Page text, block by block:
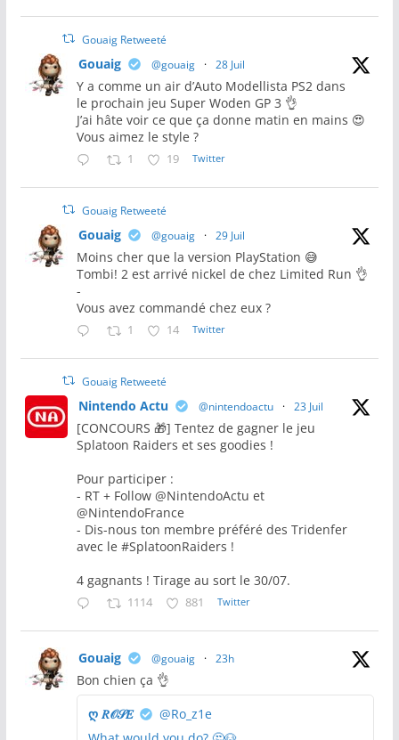
Gouaig Retweeté
Gouaig @gouaig · 28 Juil
Y a comme un air d’Auto Modellista PS2 dans
le prochain jeu Super Woden GP 3 👌
J’ai hâte voir ce que ça donne matin en mains 😍
Vous aimez le style ?
1 19 Twitter
Gouaig Retweeté
Gouaig @gouaig · 29 Juil
Moins cher que la version PlayStation 😅
Tombi! 2 est arrivé nickel de chez Limited Run 👌
-
Vous avez commandé chez eux ?
1 14 Twitter
Gouaig Retweeté
Nintendo Actu @nintendoactu · 23 Juil
[CONCOURS 🎁] Tentez de gagner le jeu
Splatoon Raiders et ses goodies !
Pour participer :
- RT + Follow @NintendoActu et
@NintendoFrance
- Dis-nous ton membre préféré des Tridenfer
avec le #SplatoonRaiders !
4 gagnants ! Tirage au sort le 30/07.
1114 881 Twitter
Gouaig @gouaig · 23h
Bon chien ça 👌
ღ 𝑅𝒪𝒮𝐸
@Ro_z1e